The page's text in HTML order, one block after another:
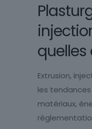
quelles
Extrusion,
les
matériaux,